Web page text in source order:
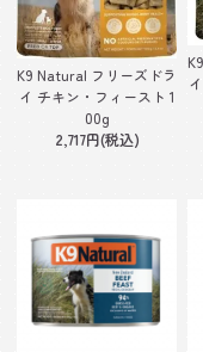
K9 Natural フリーズドラ
イ チキン・フィースト 1
00g
2,717円(税込)